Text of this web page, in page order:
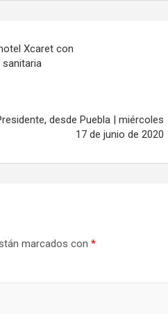
Xcaret con
sanitaria
desde Puebla | miércoles
17 de junio de 2020
marcados con *